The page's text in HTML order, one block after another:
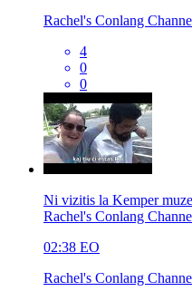
Rachel's Conlang
4
0
0
Ni vizitis la Kemper
Rachel's Conlang
02:38 EO
Rachel's Conlang